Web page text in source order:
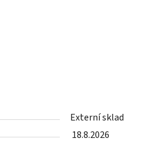
Externí sklad
18.8.2026